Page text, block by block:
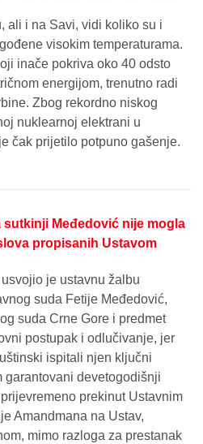
ali i na Savi, vidi koliko su i
visokim temperaturama.
inače pokriva oko 40 odsto
energijom, trenutno radi
Zbog rekordno niskog
nuklearnoj elektrani u
čak prijetilo potpuno gašenje.
Međedović nije mogla
propisanih Ustavom
je ustavnu žalbu
suda Fetije Međedović,
suda Crne Gore i predmet
postupak i odlučivanje, jer
ispitali njen ključni
garantovani devetogodišnji
prekinut Ustavnim
Amandmana na Ustav,
mimo razloga za prestanak